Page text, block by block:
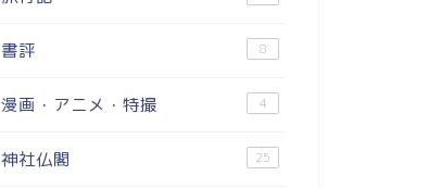
書評 8
漫画・アニメ・特撮 4
神社仏閣 25